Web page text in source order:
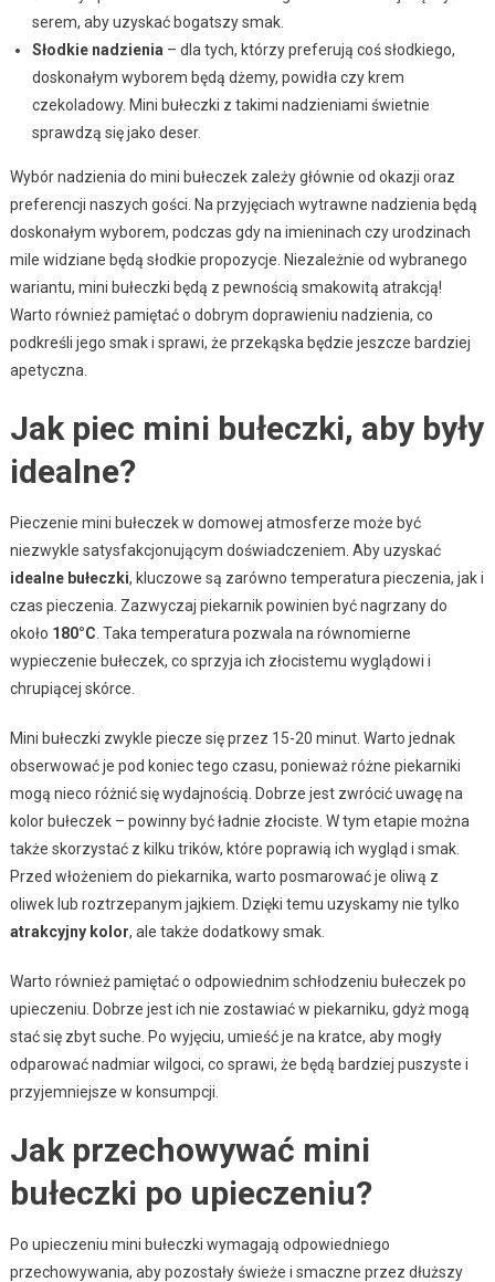
serem, aby uzyskać bogatszy smak.
Słodkie nadzienia – dla tych, którzy preferują coś słodkiego,
doskonałym wyborem będą dżemy, powidła czy krem
czekoladowy. Mini bułeczki z takimi nadzieniami świetnie
sprawdzą się jako deser.
Wybór nadzienia do mini bułeczek zależy głównie od okazji oraz
preferencji naszych gości. Na przyjęciach wytrawne nadzienia będą
doskonałym wyborem, podczas gdy na imieninach czy urodzinach
mile widziane będą słodkie propozycje. Niezależnie od wybranego
wariantu, mini bułeczki będą z pewnością smakowitą atrakcją!
Warto również pamiętać o dobrym doprawieniu nadzienia, co
podkreśli jego smak i sprawi, że przekąska będzie jeszcze bardziej
apetyczna.
Jak piec mini bułeczki, aby były
idealne?
Pieczenie mini bułeczek w domowej atmosferze może być
niezwykle satysfakcjonującym doświadczeniem. Aby uzyskać
idealne bułeczki, kluczowe są zarówno temperatura pieczenia, jak i
czas pieczenia. Zazwyczaj piekarnik powinien być nagrzany do
około 180°C . Taka temperatura pozwala na równomierne
wypieczenie bułeczek, co sprzyja ich złocistemu wyglądowi i
chrupiącej skórce.
Mini bułeczki zwykle piecze się przez 15-20 minut. Warto jednak
obserwować je pod koniec tego czasu, ponieważ różne piekarniki
mogą nieco różnić się wydajnością. Dobrze jest zwrócić uwagę na
kolor bułeczek – powinny być ładnie złociste. W tym etapie można
także skorzystać z kilku trików, które poprawią ich wygląd i smak.
Przed włożeniem do piekarnika, warto posmarować je oliwą z
oliwek lub roztrzepanym jajkiem. Dzięki temu uzyskamy nie tylko
atrakcyjny kolor, ale także dodatkowy smak.
Warto również pamiętać o odpowiednim schłodzeniu bułeczek po
upieczeniu. Dobrze jest ich nie zostawiać w piekarniku, gdyż mogą
stać się zbyt suche. Po wyjęciu, umieść je na kratce, aby mogły
odparować nadmiar wilgoci, co sprawi, że będą bardziej puszyste i
przyjemniejsze w konsumpcji.
Jak przechowywać mini
bułeczki po upieczeniu?
Po upieczeniu mini bułeczki wymagają odpowiedniego
przechowywania, aby pozostały świeże i smaczne przez dłuższy